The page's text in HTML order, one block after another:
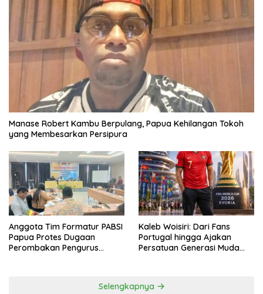
Manase Robert Kambu Berpulang, Papua Kehilangan Tokoh
yang Membesarkan Persipura
Anggota Tim Formatur PABSI
Papua Protes Dugaan
Perombakan Pengurus
Kaleb Woisiri: Dari Fans
Portugal hingga Ajakan
Persatuan Generasi Muda
Selengkapnya